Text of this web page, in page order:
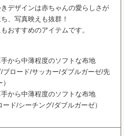
デザインは赤ちゃんの愛らしさが
、写真映えも抜群！
おすすめのアイテムです。
から中薄程度のソフトな布地
/ブロード/サッカー/ダブルガーゼ/先
から中薄程度のソフトな布地
ード/シーチング/ダブルガーゼ）